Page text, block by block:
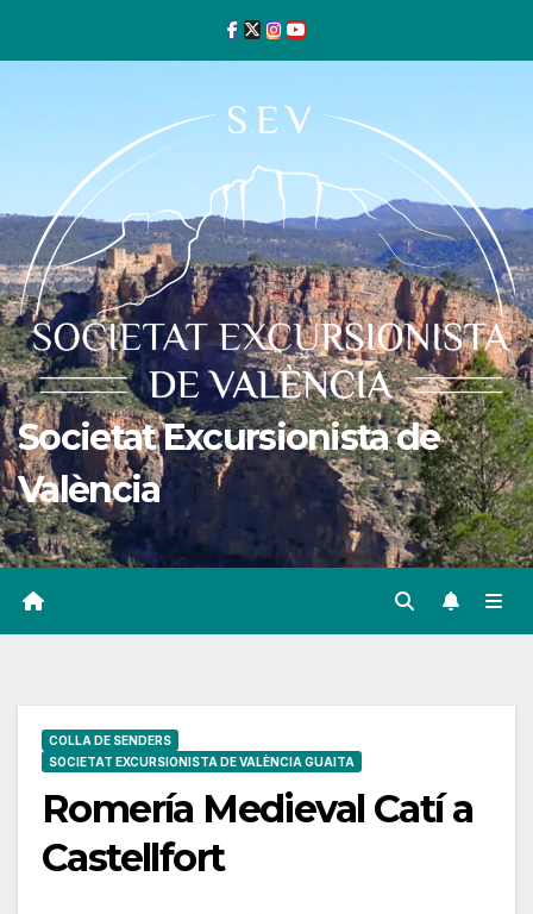
Societat Excursionista de
València
COLLA DE SENDERS
SOCIETAT EXCURSIONISTA DE VALÈNCIA GUAITA
Romería Medieval Catí a
Castellfort